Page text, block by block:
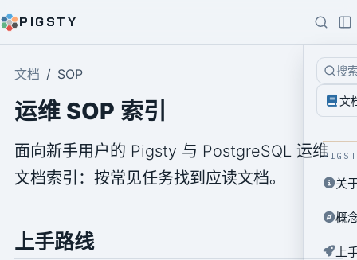
PIGSTY
搜
文
关
概
上
文档 SOP
运维 SOP 索引
面向新手用户的 Pigsty 与 PostgreSQL 运维
文档索引：按常见任务找到应读文档。
上手路线